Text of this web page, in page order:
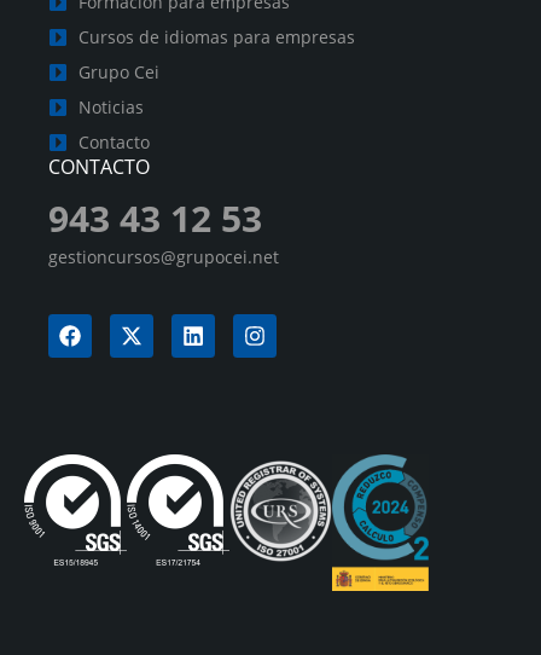
Cursos de idiomas para empresas
Grupo Cei
Noticias
Contacto
CONTACTO
943 43 12 53
gestioncursos@grupocei.net